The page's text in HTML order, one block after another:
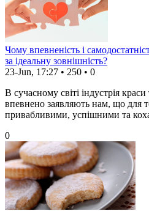
Чому впевненість і
за ідеальну зовнішність?
23-Jun, 17:27 • 250 • 0
В сучасному світі індустрія краси
впевнено заявляють нам, що для
привабливими, успішними та
0